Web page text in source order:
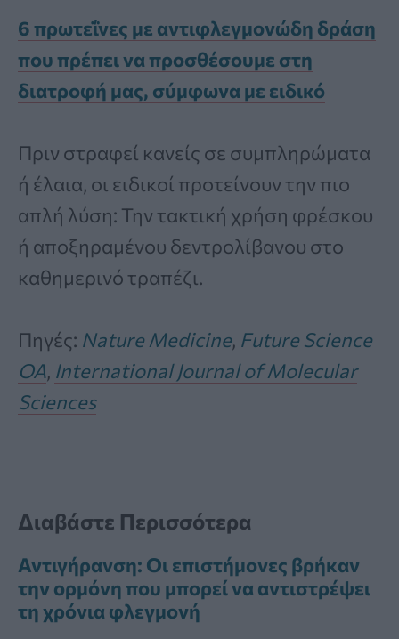
6 πρωτεΐνες με αντιφλεγμονώδη δράση
που πρέπει να προσθέσουμε στη
διατροφή μας, σύμφωνα με ειδικό
Πριν στραφεί κανείς σε συμπληρώματα
ή έλαια, οι ειδικοί προτείνουν την πιο
απλή λύση: Την τακτική χρήση φρέσκου
ή αποξηραμένου δεντρολίβανου στο
καθημερινό τραπέζι.
Πηγές: Nature Medicine, Future Science
OA, International Journal of Molecular
Sciences
Διαβάστε Περισσότερα
Αντιγήρανση: Οι επιστήμονες βρήκαν
την ορμόνη που μπορεί να αντιστρέψει
τη χρόνια φλεγμονή